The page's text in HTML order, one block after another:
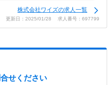
株式会社ワイズの求人一覧
更新日：2025/01/28 求人番号：697799
せください